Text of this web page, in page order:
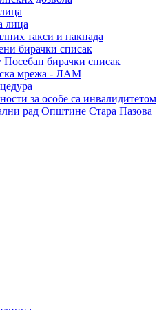
лица
такси и накнада
бирачки списак
бирачки списак
мрежа - ЛАМ
за особе са инвалидитетом
рад Општине Стара Пазова